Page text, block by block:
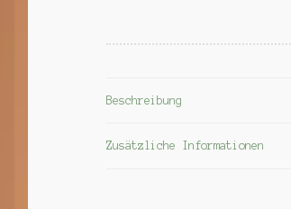
Beschreibung
Zusätzliche Informationen